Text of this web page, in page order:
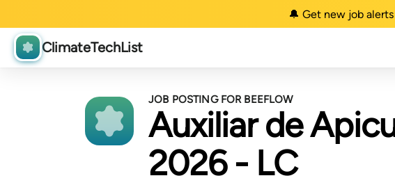
🔔 Get new job
ClimateTechList
JOB POSTING FOR BEEFLOW
Auxiliar de
2026 - LC